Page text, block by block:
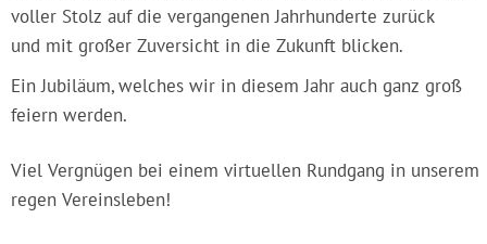
voller Stolz auf die vergangenen Jahrhunderte zurück
und mit großer Zuversicht in die Zukunft blicken.
Ein Jubiläum, welches wir in diesem Jahr auch ganz groß
feiern werden.
Viel Vergnügen bei einem virtuellen Rundgang in unserem
regen Vereinsleben!